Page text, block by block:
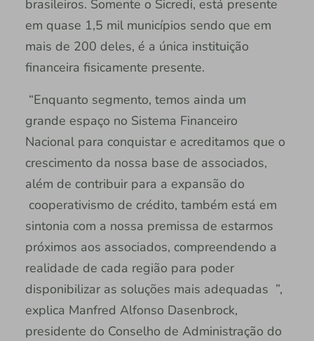
brasileiros. Somente o Sicredi, está presente
em quase 1,5 mil municípios sendo que em
mais de 200 deles, é a única instituição
financeira fisicamente presente.
“Enquanto segmento, temos ainda um
grande espaço no Sistema Financeiro
Nacional para conquistar e acreditamos que o
crescimento da nossa base de associados,
além de contribuir para a expansão do
cooperativismo de crédito, também está em
sintonia com a nossa premissa de estarmos
próximos aos associados, compreendendo a
realidade de cada região para poder
disponibilizar as soluções mais adequadas ”,
explica Manfred Alfonso Dasenbrock,
presidente do Conselho de Administração do